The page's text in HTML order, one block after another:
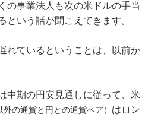
事業法人も次の米ドルの手当
という話が聞こえてきます。
れているということは、以前か
中期の円安見通しに従って、米
外の通貨と円との通貨ペア） はロン